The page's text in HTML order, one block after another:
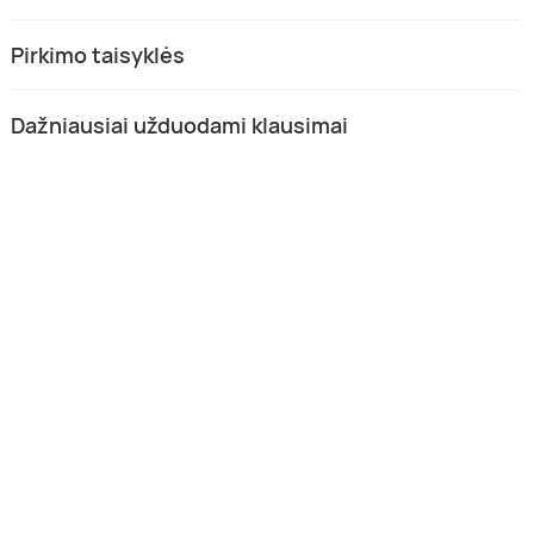
Pirkimo taisyklės
Dažniausiai užduodami klausimai